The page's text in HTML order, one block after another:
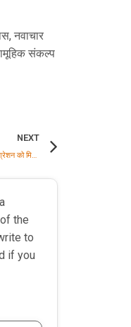
नवाचार
संकल्प
NEXT
Balu Forge को 152 मिमी आर्टिलरी शेल्स का बड़ा ऑर्डर, रक्षा क्षेत्र में फॉरवर्ड इंटीग्रेशन को मिली मजबूती
the
to
if you